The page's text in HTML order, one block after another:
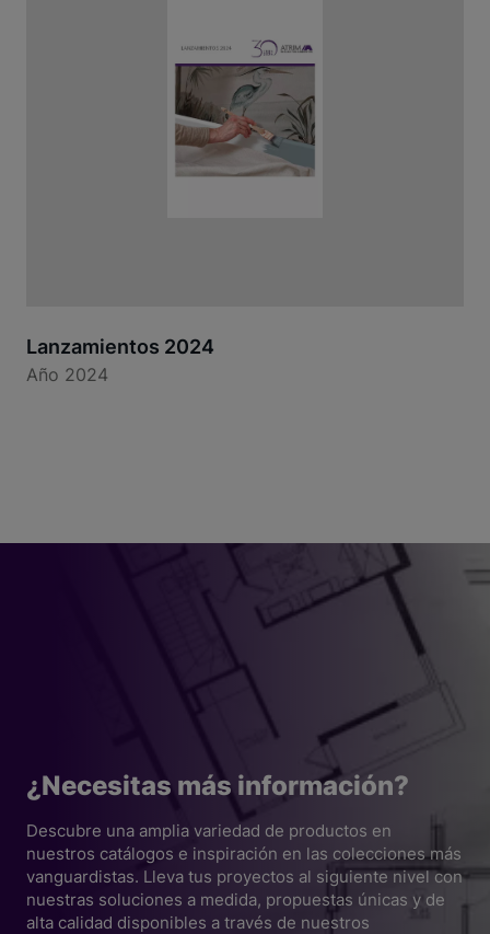
Lanzamientos 2024
Año 2024
¿Necesitas más información?
Descubre una amplia variedad de productos en
nuestros catálogos e inspiración en las colecciones más
vanguardistas. Lleva tus proyectos al siguiente nivel con
nuestras soluciones a medida, propuestas únicas y de
alta calidad disponibles a través de nuestros